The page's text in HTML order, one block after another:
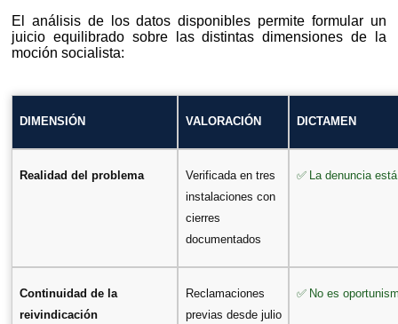
El análisis de los datos disponibles permite formular un
juicio equilibrado sobre las distintas dimensiones de la
moción socialista:
DIMENSIÓN VALORACIÓN DICTAMEN
Realidad del problema
Verificada en tres
instalaciones con
cierres
documentados
✅ La denuncia
Continuidad de la
reivindicación
Reclamaciones
previas desde julio
✅ No es